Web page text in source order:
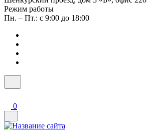
Режим работы
Пн. – Пт.: с 9:00 до 18:00
0